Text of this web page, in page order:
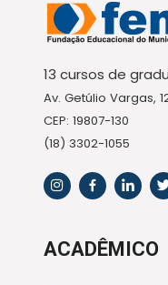
13 cursos de
Av. Getúlio Vargas,
CEP: 19807-130
(18) 3302-1055
ACADÊMICO